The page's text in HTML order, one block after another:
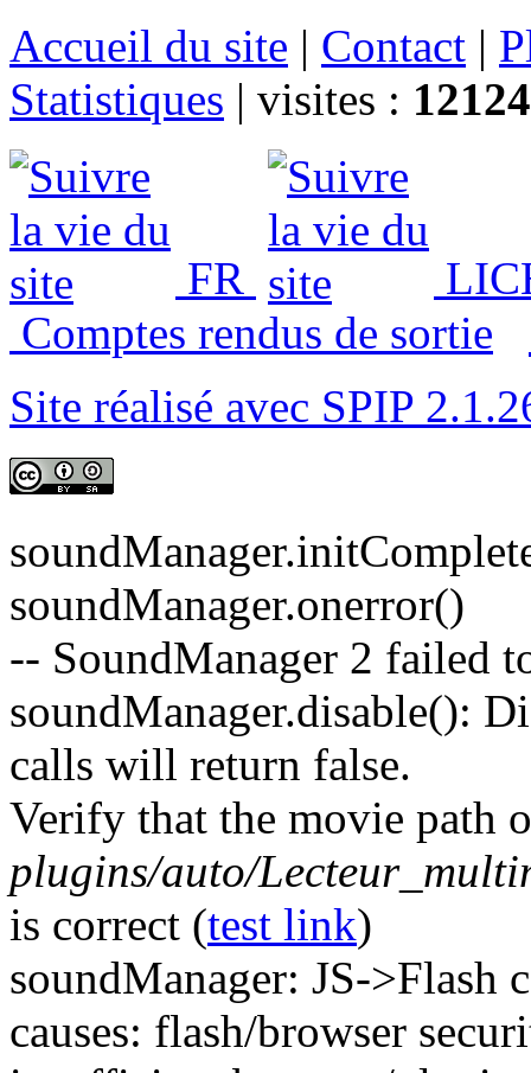
Accueil du site | Contact |
Statistiques | visites :
FR
Comptes rendus de sortie
Site réalisé avec SPIP
soundManager.onerror()
-- SoundManager 2 failed
soundManager.disable():
calls will return false.
Verify that the movie path
plugins/auto/
is correct (test link)
soundManager: JS->Flash
causes: flash/browser